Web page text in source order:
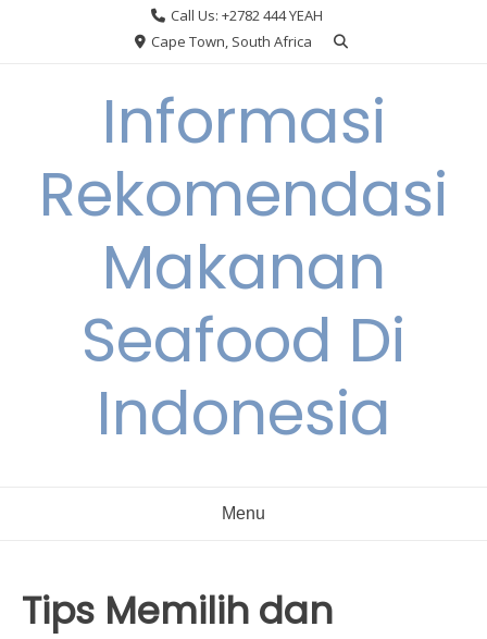
Call Us: +2782 444 YEAH
Cape Town, South Africa
Informasi
Rekomendasi
Makanan
Seafood Di
Indonesia
Menu
Tips Memilih dan